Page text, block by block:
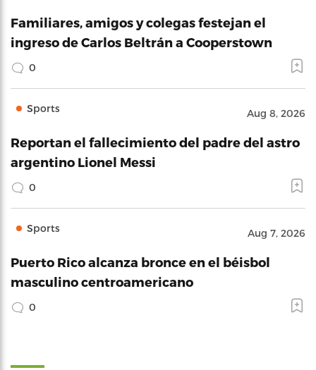
Familiares, amigos y colegas festejan el
ingreso de Carlos Beltrán a Cooperstown
0
Sports Aug 8, 2026
Reportan el fallecimiento del padre del astro
argentino Lionel Messi
0
Sports Aug 7, 2026
Puerto Rico alcanza bronce en el béisbol
masculino centroamericano
0